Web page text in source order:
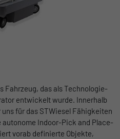
Fahrzeug, das als Technologie-
entwickelt wurde. Innerhalb
für das STWiesel Fähigkeiten
Indoor-Pick and Place-
vorab definierte Objekte,